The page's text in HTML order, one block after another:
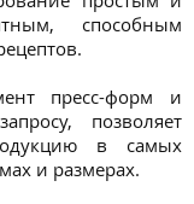
способным
пресс-форм и
позволяет
в самых
и размерах.